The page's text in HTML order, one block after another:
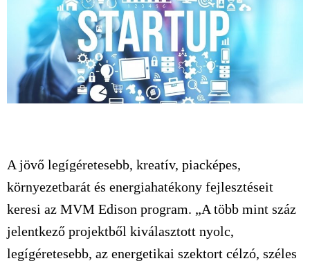
A jövő legígéretesebb, kreatív, piacképes,
környezetbarát és energiahatékony fejlesztéseit
keresi az MVM Edison program. „A több mint száz
jelentkező projektből kiválasztott nyolc,
legígéretesebb, az energetikai szektort célzó, széles